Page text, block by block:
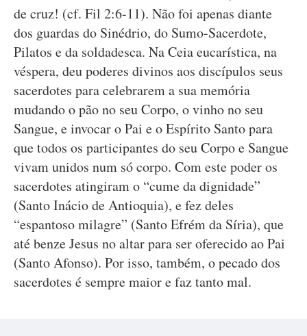
de cruz! (cf. Fil 2:6-11). Não foi apenas diante
dos guardas do Sinédrio, do Sumo-Sacerdote,
Pilatos e da soldadesca. Na Ceia eucarística, na
véspera, deu poderes divinos aos discípulos seus
sacerdotes para celebrarem a sua memória
mudando o pão no seu Corpo, o vinho no seu
Sangue, e invocar o Pai e o Espírito Santo para
que todos os participantes do seu Corpo e Sangue
vivam unidos num só corpo. Com este poder os
sacerdotes atingiram o “cume da dignidade”
(Santo Inácio de Antioquia), e fez deles
“espantoso milagre” (Santo Efrém da Síria), que
até benze Jesus no altar para ser oferecido ao Pai
(Santo Afonso). Por isso, também, o pecado dos
sacerdotes é sempre maior e faz tanto mal.